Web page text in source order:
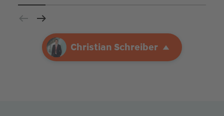
Ihre AgenturChristian Schreiber
Christian Schreiber